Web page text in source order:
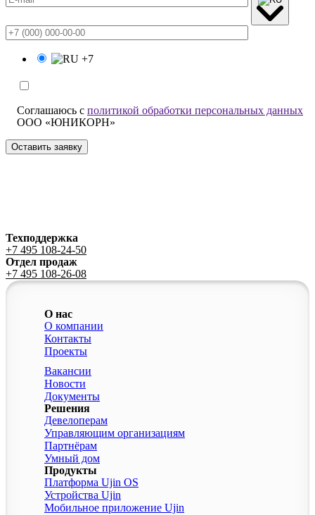
+7
Соглашаюсь с политикой обработки персональных данных
ООО «ЮНИКОРН»
Техподдержка
+7 495 108-24-50
Отдел продаж
+7 495 108-26-08
О нас
О компании
Контакты
Проекты
Вакансии
Новости
Документы
Решения
Девелоперам
Управляющим организациям
Партнёрам
Умный дом
Продукты
Платформа Ujin OS
Устройства Ujin
Мобильное приложение Ujin